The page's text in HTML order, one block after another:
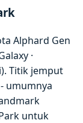
Alphard Gen
·
Titik jemput
umumnya
untuk